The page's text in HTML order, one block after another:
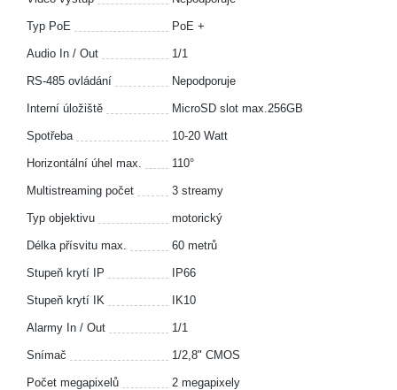
Typ PoE PoE +
Audio In / Out 1/1
RS-485 ovládání Nepodporuje
Interní úložiště MicroSD slot max.256GB
Spotřeba 10-20 Watt
Horizontální úhel max. 110°
Multistreaming počet 3 streamy
Typ objektivu motorický
Délka přísvitu max. 60 metrů
Stupeň krytí IP IP66
Stupeň krytí IK IK10
Alarmy In / Out 1/1
Snímač 1/2,8" CMOS
Počet megapixelů 2 megapixely